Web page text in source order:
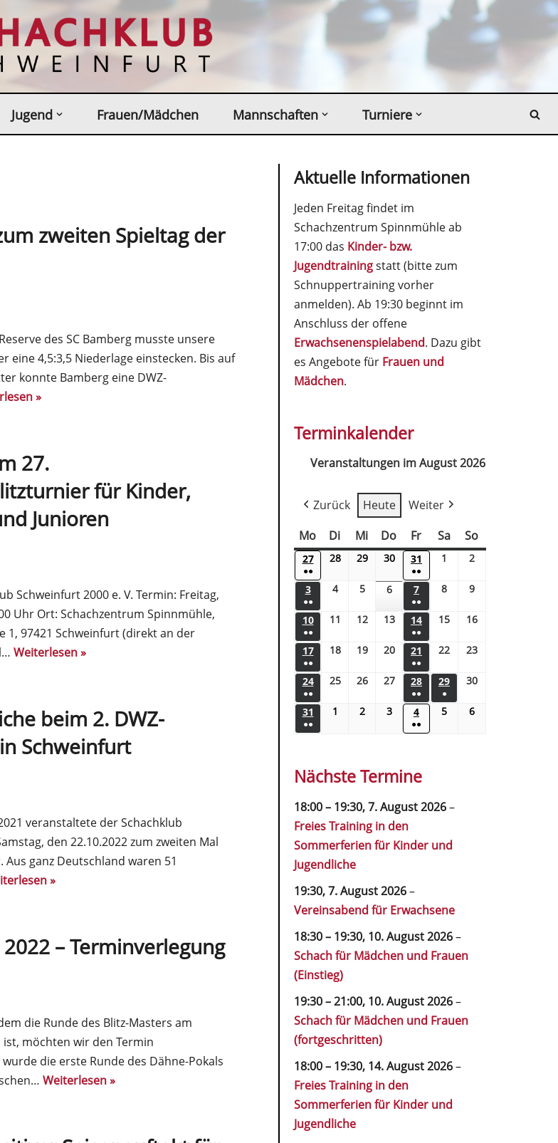
Jugend Frauen/Mädchen Mannschaften Turniere
zweiten Spieltag der
des SC Bamberg musste unsere
eine 4,5:3,5 Niederlage einstecken. Bis auf
konnte Bamberg eine DWZ-
»
27.
für Kinder,
Junioren
Schweinfurt 2000 e. V. Termin: Freitag,
Uhr Ort: Schachzentrum Spinnmühle,
1, 97421 Schweinfurt (direkt an der
Weiterlesen »
beim 2. DWZ-
Schweinfurt
veranstaltete der Schachklub
den 22.10.2022 zum zweiten Mal
ganz Deutschland waren 51
»
– Terminverlegung
die Runde des Blitz-Masters am
ist, möchten wir den Termin
die erste Runde des Dähne-Pokals
Weiterlesen »
Aktuelle Informationen
Jeden Freitag findet im
Schachzentrum Spinnmühle ab
17:00 das Kinder- bzw.
Jugendtrainingstatt (bitte zum
Schnuppertraining vorher
anmelden). Ab 19:30 beginnt im
Anschluss der offene
Erwachsenenspielabend. Dazu gibt
es Angebote für Frauen und
Mädchen.
Terminkalender
Veranstaltungen im August 2026
Zurück Heute
Weiter
Mo
Di Mi Do Fr Sa So
27
●●
28 29 30 31
●●
1 2
3
●●
4 5 6 7
●●
8 9
10
●●
11 12 13 14
●●
15 16
17
●●
18 19 20 21
●●
22 23
24
●●
25 26 27 28
●●
29
●
30
31
●●
1 2 3 4
●●
5 6
Nächste Termine
18:00– 19:30,7. August 2026–
Freies Training in den
Sommerferien für Kinder und
Jugendliche
19:30,7. August 2026–
Vereinsabend für Erwachsene
18:30– 19:30, 10. August 2026–
Schach für Mädchen und Frauen
(Einstieg)
19:30–21:00, 10. August 2026–
Schach für Mädchen und Frauen
(fortgeschritten)
18:00– 19:30, 14. August 2026–
Freies Training in den
Sommerferien für Kinder und
Jugendliche